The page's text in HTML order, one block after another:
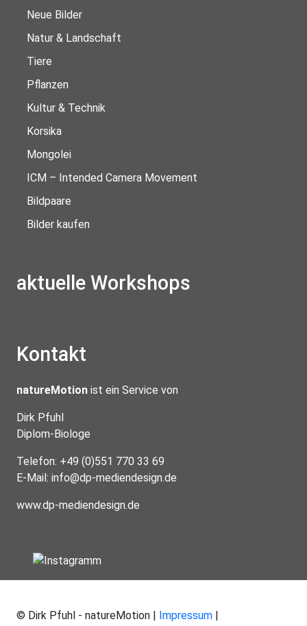
Neue Bilder
Natur & Landschaft
Tiere
Pflanzen
Kultur & Technik
Korsika
Mongolei
ICM – Intended Camera Movement
Bildpaare
Bilder kaufen
aktuelle Workshops
Kontakt
natureMotion ist ein Service von
Dirk Pfuhl
Diplom-Biologe
Telefon: +49 (0)551 770 33 69
E-Mail: info@dp-mediendesign.de
www.dp-mediendesign.de
© Dirk Pfuhl - natureMotion | Impressum |